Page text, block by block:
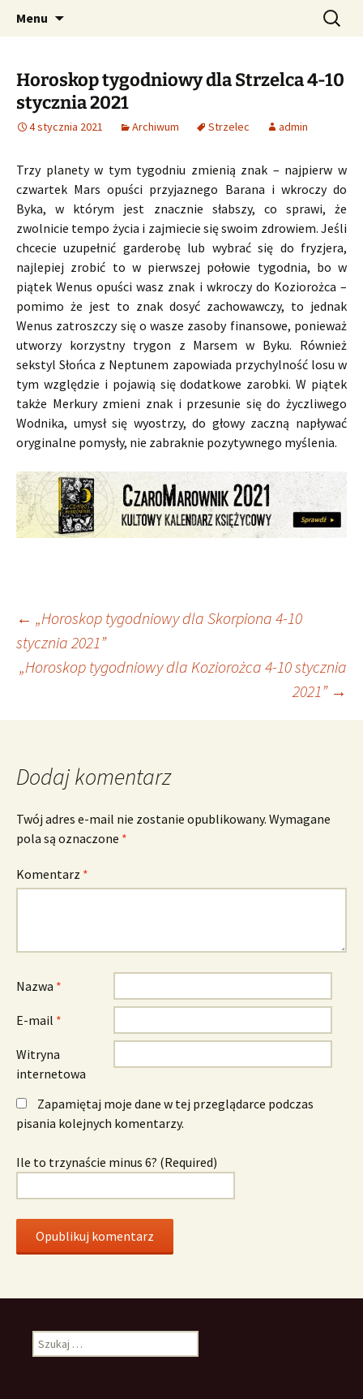
CzaroMarowy horoskop
dzienny, miesięczny i
tygodniowy
Profesjonalne przepowiednie astrologiczne
Menu Szukaj:
Horoskop tygodniowy dla Strzelca 4-10
stycznia 2021
4 stycznia 2021 Archiwum Strzelec admin
Trzy planety w tym tygodniu zmienią znak – najpierw w
czwartek Mars opuści przyjaznego Barana i wkroczy do
Byka, w którym jest znacznie słabszy, co sprawi, że
zwolnicie tempo życia i zajmiecie się swoim zdrowiem. Jeśli
chcecie uzupełnić garderobę lub wybrać się do fryzjera,
najlepiej zrobić to w pierwszej połowie tygodnia, bo w
piątek Wenus opuści wasz znak i wkroczy do Koziorożca –
pomimo że jest to znak dosyć zachowawczy, to jednak
Wenus zatroszczy się o wasze zasoby finansowe, ponieważ
utworzy korzystny trygon z Marsem w Byku. Również
sekstyl Słońca z Neptunem zapowiada przychylność losu w
tym względzie i pojawią się dodatkowe zarobki. W piątek
także Merkury zmieni znak i przesunie się do życzliwego
Wodnika, umysł się wyostrzy, do głowy zaczną napływać
oryginalne pomysły, nie zabraknie pozytywnego myślenia.
Nawigacja
wpisu
← „Horoskop tygodniowy dla Skorpiona 4-10
stycznia 2021”
„Horoskop tygodniowy dla Koziorożca 4-10 stycznia
2021” →
Dodaj komentarz
Twój adres e-mail nie zostanie opublikowany. Wymagane
pola są oznaczone *
Komentarz *
Nazwa *
E-mail *
Witryna
internetowa
Zapamiętaj moje dane w tej przeglądarce podczas
pisania kolejnych komentarzy.
Ile to trzynaście minus 6? (Required)
Szukaj: